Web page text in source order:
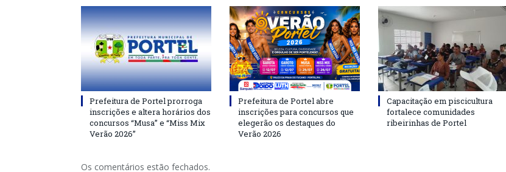
Prefeitura de Portel prorroga
inscrições e altera horários dos
concursos “Musa” e “Miss Mix
Verão 2026”
Prefeitura de Portel abre
inscrições para concursos que
elegerão os destaques do
Verão 2026
Capacitação em piscicultura
fortalece comunidades
ribeirinhas de Portel
Os comentários estão fechados.